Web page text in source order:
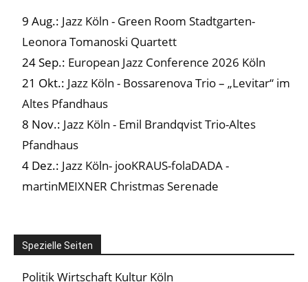
9 Aug.: Jazz Köln - Green Room Stadtgarten-
Leonora Tomanoski Quartett
24 Sep.: European Jazz Conference 2026 Köln
21 Okt.: Jazz Köln - Bossarenova Trio – „Levitar“ im
Altes Pfandhaus
8 Nov.: Jazz Köln - Emil Brandqvist Trio-Altes
Pfandhaus
4 Dez.: Jazz Köln- jooKRAUS-folaDADA -
martinMEIXNER Christmas Serenade
Spezielle Seiten
Politik Wirtschaft Kultur Köln